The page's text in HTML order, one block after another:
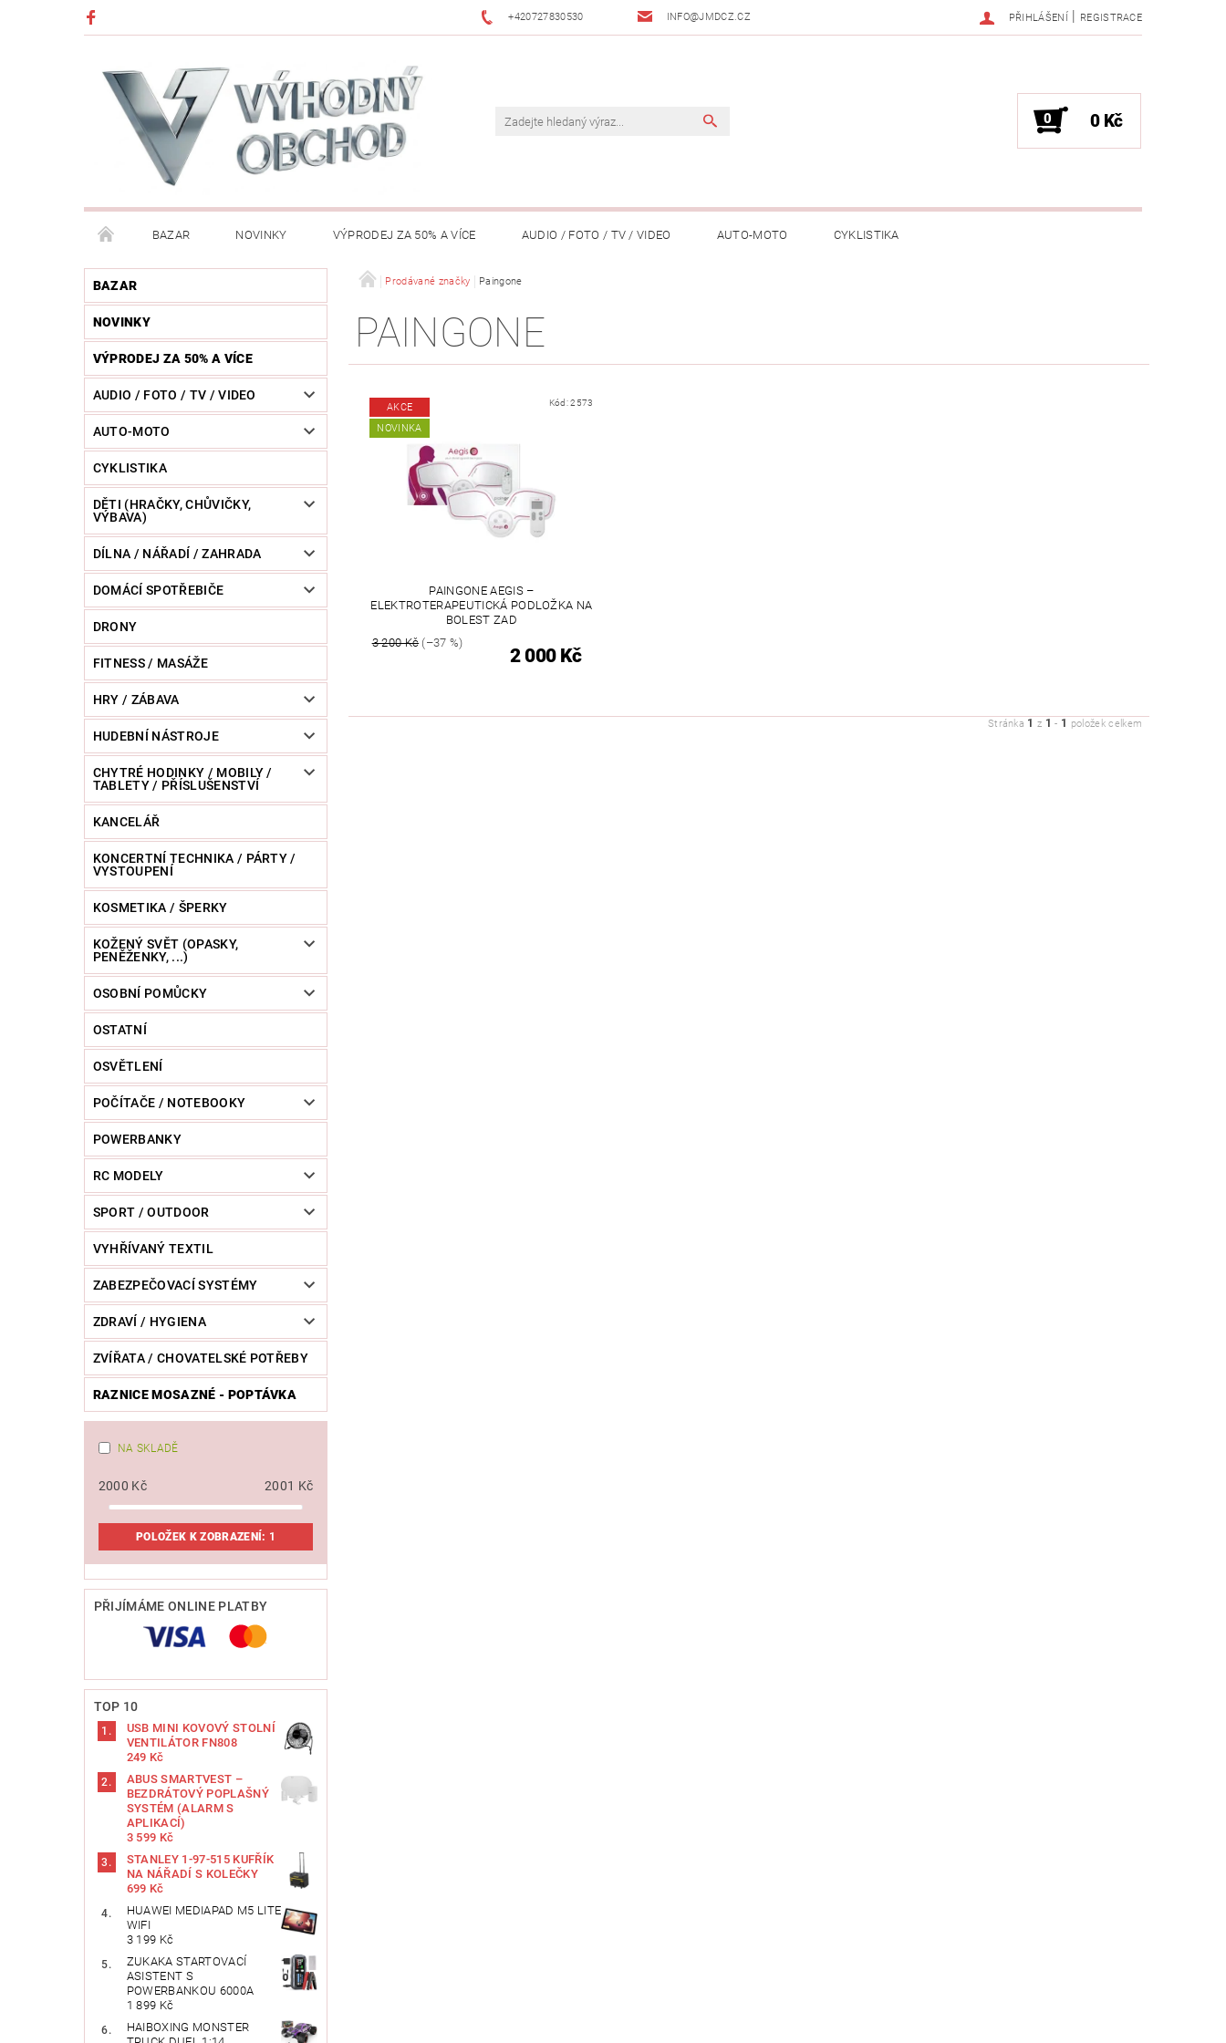
+420727830530 INFO@JMDCZ.CZ PŘIHLÁŠENÍ | REGISTRACE
0 0 Kč
BAZAR NOVINKY VÝPRODEJ ZA 50% A VÍCE AUDIO / FOTO / TV / VIDEO AUTO-MOTO CYKLISTIKA
DĚTI (HRAČKY, CHŮVIČKY, VÝBAVA) DÍLNA / NÁŘADÍ / ZAHRADA
HUDEBNÍ NÁSTROJE CHYTRÉ HODINKY / MOBILY / TABLETY / PŘÍSLUŠENSTVÍ
KOSMETIKA / ŠPERKY KOŽENÝ SVĚT (OPASKY, PENĚŽENKY, ...)
POWERBANKY SPORT / OUTDOOR
ZVÍŘATA / CHOVATELSKÉ POTŘEBY RAZNICE MOSAZNÉ - POPTÁVKA
BAZAR
NOVINKY
VÝPRODEJ ZA 50% A VÍCE
AUDIO / FOTO / TV / VIDEO
AUTO-MOTO
CYKLISTIKA
DĚTI (HRAČKY, CHŮVIČKY,
VÝBAVA)
DÍLNA / NÁŘADÍ / ZAHRADA
DOMÁCÍ SPOTŘEBIČE
DRONY
FITNESS / MASÁŽE
HRY / ZÁBAVA
HUDEBNÍ NÁSTROJE
CHYTRÉ HODINKY / MOBILY /
TABLETY / PŘÍSLUŠENSTVÍ
KANCELÁŘ
KONCERTNÍ TECHNIKA / PÁRTY /
VYSTOUPENÍ
KOSMETIKA / ŠPERKY
KOŽENÝ SVĚT (OPASKY,
PENĚŽENKY, ...)
OSOBNÍ POMŮCKY
OSTATNÍ
OSVĚTLENÍ
POČÍTAČE / NOTEBOOKY
POWERBANKY
RC MODELY
SPORT / OUTDOOR
VYHŘÍVANÝ TEXTIL
ZABEZPEČOVACÍ SYSTÉMY
ZDRAVÍ / HYGIENA
ZVÍŘATA / CHOVATELSKÉ POTŘEBY
RAZNICE MOSAZNÉ - POPTÁVKA
NA SKLADĚ
2000 Kč 2001 Kč
POLOŽEK K ZOBRAZENÍ: 1
PŘIJÍMÁME ONLINE PLATBY
TOP 10
USB MINI KOVOVÝ STOLNÍ
VENTILÁTOR FN808
249 Kč
ABUS SMARTVEST –
BEZDRÁTOVÝ POPLAŠNÝ
SYSTÉM (ALARM S
APLIKACÍ)
3 599 Kč
STANLEY 1-97-515 KUFŘÍK
NA NÁŘADÍ S KOLEČKY
699 Kč
HUAWEI MEDIAPAD M5 LITE
WIFI
3 199 Kč
ZUKAKA STARTOVACÍ
ASISTENT S
POWERBANKOU 6000A
1 899 Kč
HAIBOXING MONSTER
Prodávané značky Paingone
PAINGONE
AKCE
NOVINKA
Kód:2573
PAINGONE AEGIS –
ELEKTROTERAPEUTICKÁ PODLOŽKA NA
BOLEST ZAD
3 200 Kč(–37 %)
2 000 Kč
Stránka 1 z 1 - 1 položek celkem